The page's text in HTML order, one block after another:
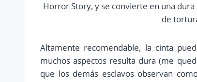
Horror Story, y se convierte en una
de
Altamente recomendable, la cinta
muchos aspectos resulta dura (me
que los demás esclavos observan